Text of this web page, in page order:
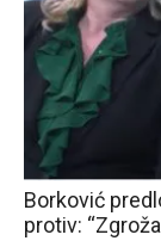
Borković
protiv: